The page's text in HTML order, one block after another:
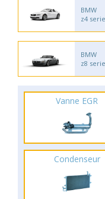
BMW
z4
BMW
z8
Vanne EGR
Condenseur